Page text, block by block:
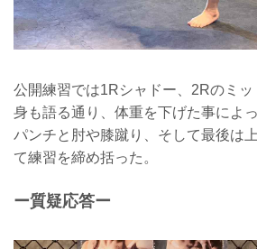
公開練習では1Rシャドー、2Rのミ
身も語る通り、体重を下げた事によ
パンチと肘や膝蹴り、そして最後は
て練習を締め括った。
ー質疑応答ー